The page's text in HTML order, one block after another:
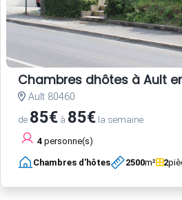
Chambres dhôtes à Ault
Ault 80460
de 85€ à 85€ la semaine
4 personne(s)
Chambres d'hôtes 2500m² 2